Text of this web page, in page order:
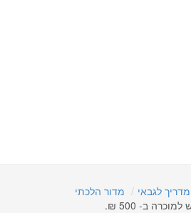
מדריך לגבאי
מדור הלכתי